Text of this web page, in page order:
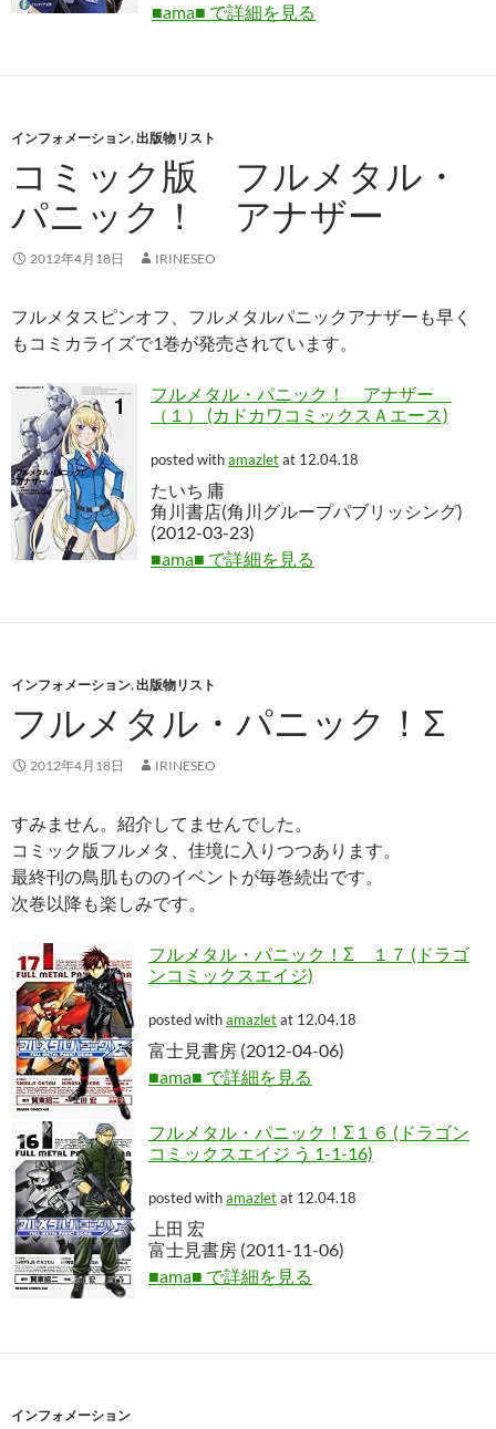
■ama■ で詳細を見る
インフォメーション,出版物リスト
コミック版 フルメタル・
パニック！ アナザー
2012年4月18日 IRINESEO
フルメタスピンオフ、フルメタルパニックアナザーも早く
もコミカライズで1巻が発売されています。
フルメタル・パニック！ アナザー
（１） (カドカワコミックスＡエース)
posted withamazletat 12.04.18
たいち 庸
角川書店(角川グループパブリッシング)
(2012-03-23)
■ama■ で詳細を見る
インフォメーション,出版物リスト
フルメタル・パニック！Σ
2012年4月18日 IRINESEO
すみません。紹介してませんでした。
コミック版フルメタ、佳境に入りつつあります。
最終刊の鳥肌もののイベントが毎巻続出です。
次巻以降も楽しみです。
フルメタル・パニック！Σ １７ (ドラゴ
ンコミックスエイジ)
posted withamazletat 12.04.18
富士見書房 (2012-04-06)
■ama■ で詳細を見る
フルメタル・パニック！Σ１６ (ドラゴン
コミックスエイジ う 1-1-16)
posted withamazletat 12.04.18
上田 宏
富士見書房 (2011-11-06)
■ama■ で詳細を見る
インフォメーション